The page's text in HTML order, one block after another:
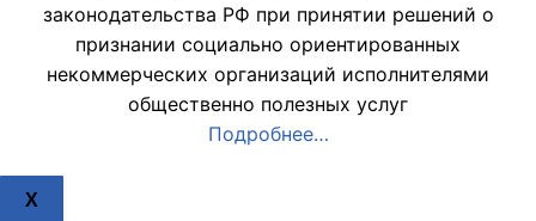
законодательства РФ при принятии решений о
признании социально ориентированных
некоммерческих организаций исполнителями
общественно полезных услуг
Подробнее…
X